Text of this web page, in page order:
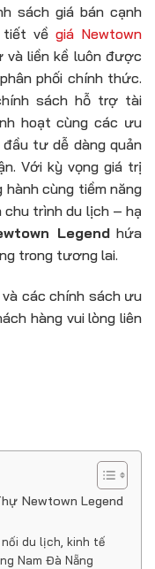
sách giá bán cạnh
tiết về giá Newtown
liền kề luôn được
phối chính thức.
sách hỗ trợ tài
hoạt cùng các ưu
tư dễ dàng quản
Với kỳ vọng giá trị
cùng tiềm năng
trình du lịch – hạ
Legendhứa
trong tương lai.
các chính sách ưu
hàng vui lòng liên
Newtown Legend
du lịch, kinh tế
Nam Đà Nẵng